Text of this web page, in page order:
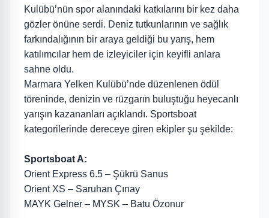
Kulübü’nün spor alanındaki katkılarını bir kez daha
gözler önüne serdi. Deniz tutkunlarının ve sağlık
farkındalığının bir araya geldiği bu yarış, hem
katılımcılar hem de izleyiciler için keyifli anlara
sahne oldu.
Marmara Yelken Kulübü’nde düzenlenen ödül
töreninde, denizin ve rüzgarın buluştuğu heyecanlı
yarışın kazananları açıklandı. Sportsboat
kategorilerinde dereceye giren ekipler şu şekilde:
Sportsboat A:
Orient Express 6.5 – Şükrü Sanus
Orient XS – Saruhan Çınay
MAYK Gelner – MYSK – Batu Özonur